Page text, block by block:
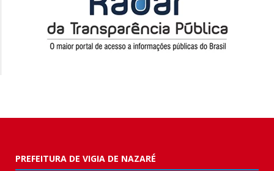
PREFEITURA DE VIGIA DE NAZARÉ